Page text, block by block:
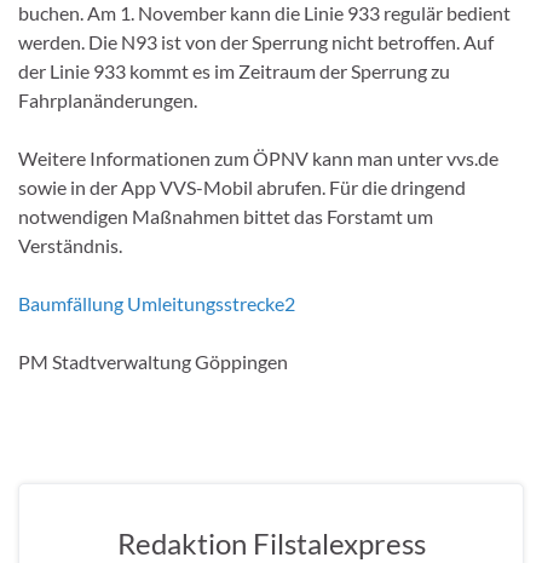
buchen. Am 1. November kann die Linie 933 regulär bedient
werden. Die N93 ist von der Sperrung nicht betroffen. Auf
der Linie 933 kommt es im Zeitraum der Sperrung zu
Fahrplanänderungen.
Weitere Informationen zum ÖPNV kann man unter vvs.de
sowie in der App VVS-Mobil abrufen. Für die dringend
notwendigen Maßnahmen bittet das Forstamt um
Verständnis.
Baumfällung Umleitungsstrecke2
PM Stadtverwaltung Göppingen
Redaktion Filstalexpress